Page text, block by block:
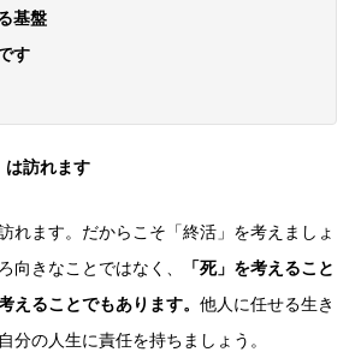
基盤
す
は訪れます
れます。だからこそ「終活」を考えましょ
向きなことではなく、
「死」を考えること
えることでもあります。 他人に任せる生き
分の人生に責任を持ちましょう。